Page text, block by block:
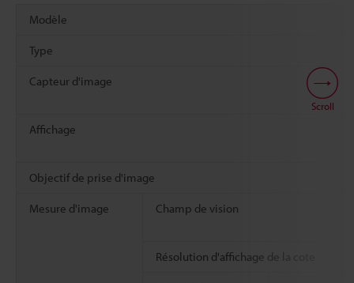
Modèle
Type
Capteur d'image
Affichage
Objectif de prise d'image
Mesure d'image Champ de vision
Résolution d'affichage de la cote
Scroll